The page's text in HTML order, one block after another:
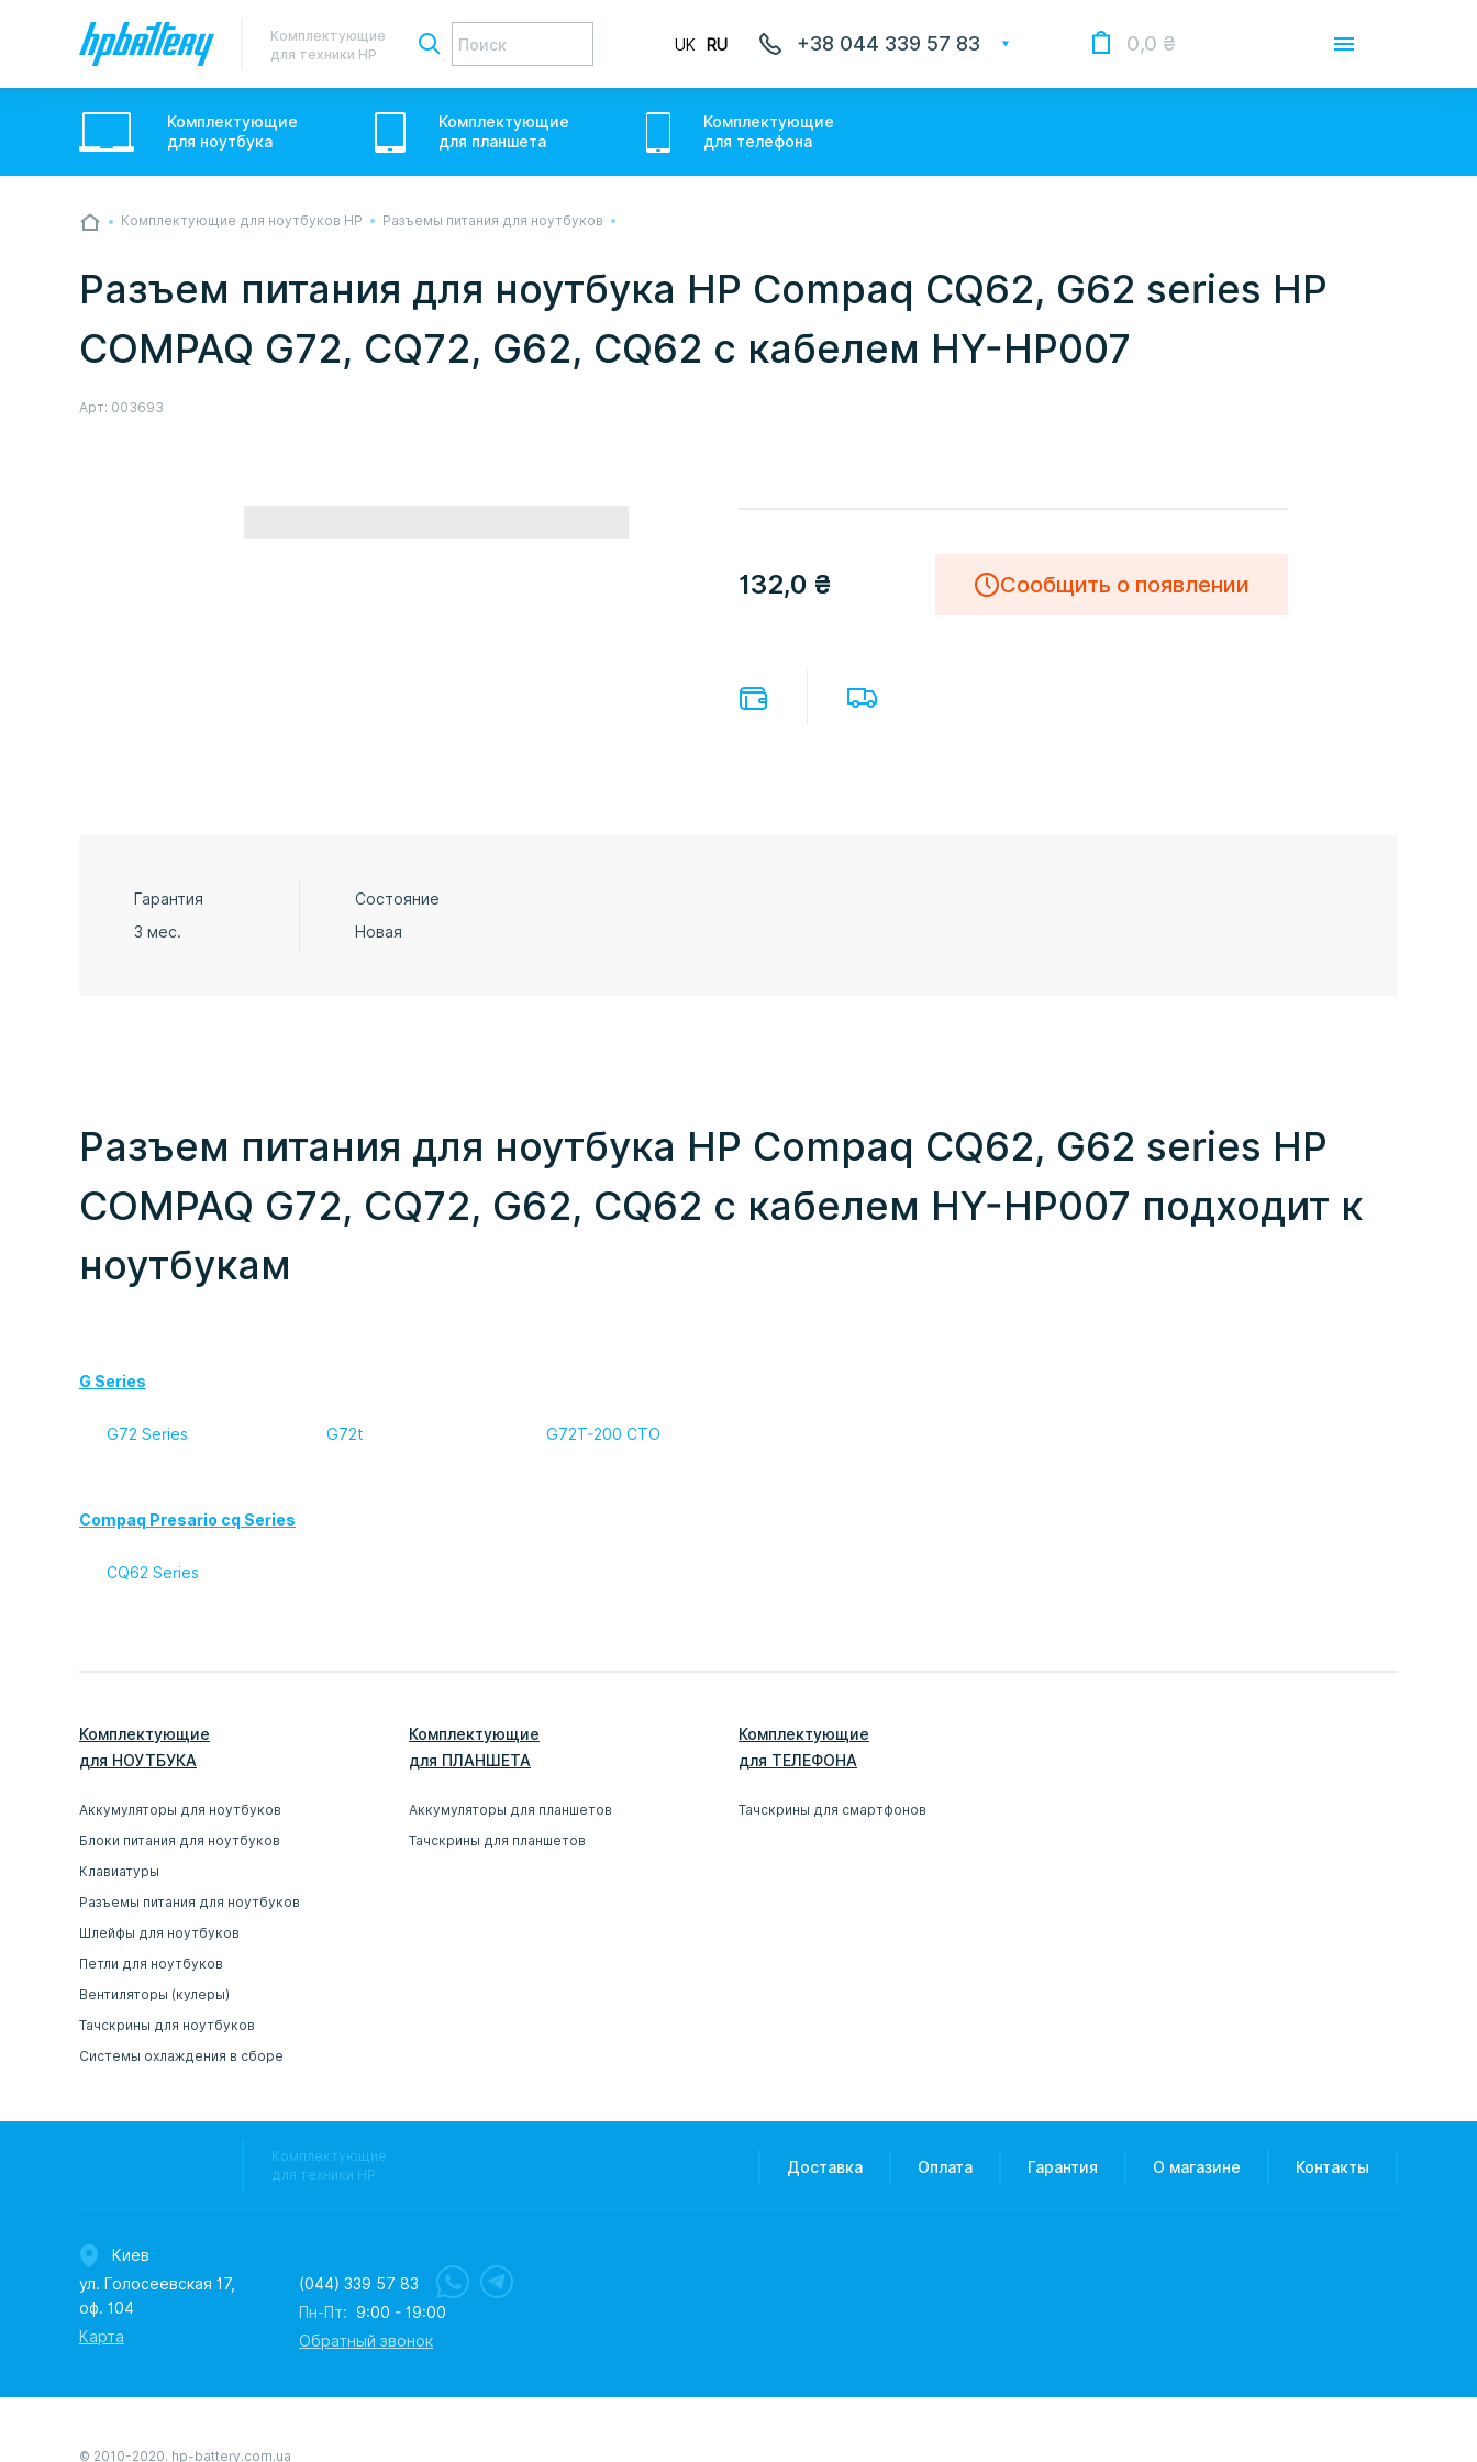
Але ми виліземо зі сховища і перетелефонуємо вам.
Комплектующие
для техники HP
UK RU +38 044 339 57 83 0,0 ₴
Доставка
Оплата
Комплектующие
для ноутбука
Комплектующие
для планшета
Комплектующие
для телефона
Комплектующие для ноутбуков HP Разъемы питания для ноутбуков
Разъем питания для ноутбука HP Compaq CQ62, G62 series HP
COMPAQ G72, CQ72, G62, CQ62 с кабелем HY-HP007
Арт: 003693
132,0 ₴ Сообщить о появлении
Гарантия
3 мес.
Состояние
Новая
Разъем питания для ноутбука HP Compaq CQ62, G62 series HP
COMPAQ G72, CQ72, G62, CQ62 с кабелем HY-HP007 подходит к
ноутбукам
G Series
G72 Series G72t G72T-200 CTO
Compaq Presario cq Series
CQ62 Series
Комплектующие
для НОУТБУКА
Аккумуляторы для ноутбуков
Блоки питания для ноутбуков
Клавиатуры
Разъемы питания для ноутбуков
Шлейфы для ноутбуков
Петли для ноутбуков
Вентиляторы (кулеры)
Тачскрины для ноутбуков
Системы охлаждения в сборе
Комплектующие
для ПЛАНШЕТА
Аккумуляторы для планшетов
Тачскрины для планшетов
Комплектующие
для ТЕЛЕФОНА
Тачскрины для смартфонов
Комплектующие
для техники HP
Доставка Оплата Гарантия О магазине Контакты
Киев
ул. Голосеевская 17,
оф. 104
Карта
(044) 339 57 83
Пн-Пт: 9:00 - 19:00
Обратный звонок
© 2010-2020. hp-battery.com.ua